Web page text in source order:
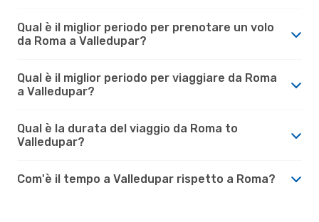
Qual è il miglior periodo per prenotare un volo
da Roma a Valledupar?
Qual è il miglior periodo per viaggiare da Roma
a Valledupar?
Qual è la durata del viaggio da Roma to
Valledupar?
Com'è il tempo a Valledupar rispetto a Roma?